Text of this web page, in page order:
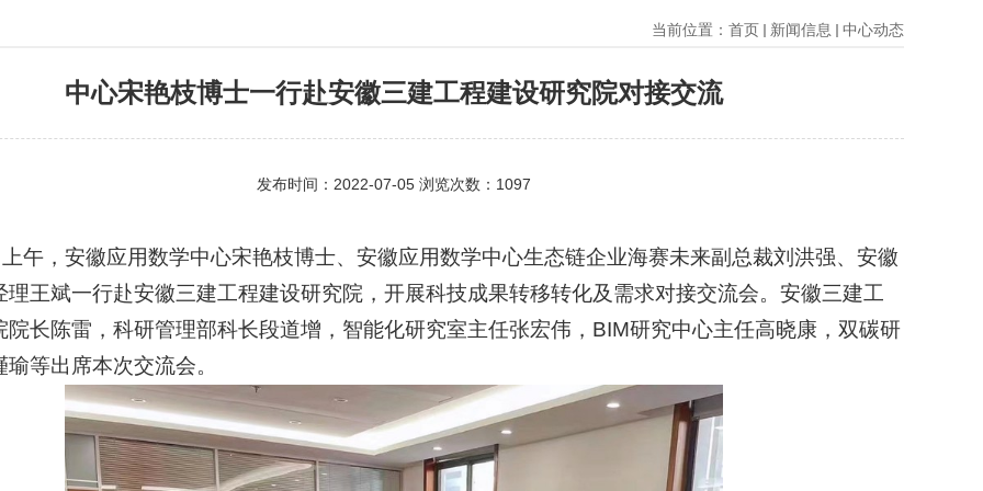
当前位置： 首页 新闻信息 中心动态
中心宋艳枝博士一行赴安徽三建工程建设研究院对接交流
发布时间：2022-07-05 浏览次数： 1097
午，安徽应用数学中心宋艳枝博士、安徽应用数学中心生态链企业海赛未来副总裁刘洪强、安徽
理王斌一行赴安徽三建工程建设研究院，开展科技成果转移转化及需求对接交流会。安徽三建工
院长陈雷，科研管理部科长段道增，智能化研究室主任张宏伟， BIM研究中心主任高晓康，双碳研
等出席本次交流会。